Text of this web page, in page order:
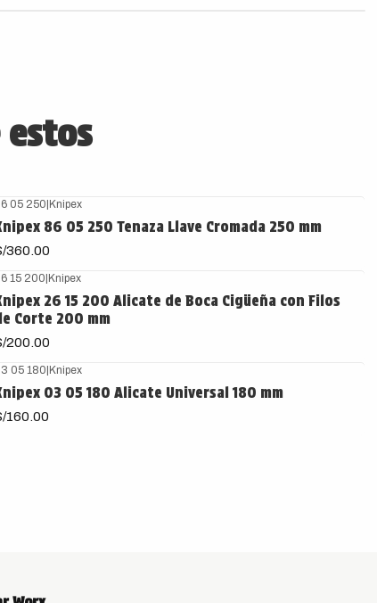
05 250|Knipex
86 05 250 Tenaza Llave Cromada 250 mm
360.00
15 200|Knipex
26 15 200 Alicate de Boca Cigüeña con Filos
Corte 200 mm
200.00
05 180|Knipex
03 05 180 Alicate Universal 180 mm
160.00